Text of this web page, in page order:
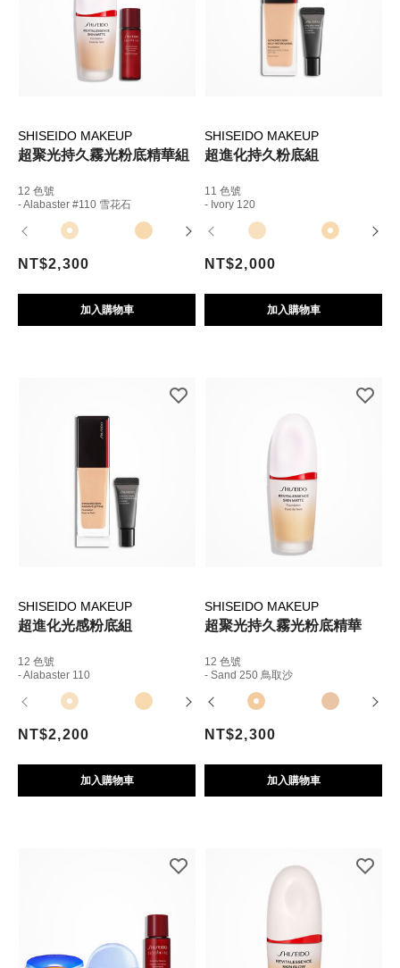
SHISEIDO MAKEUP
超聚光持久霧光粉底精華組
12 色號
- Alabaster #110 雪花石
NT$2,300
加入購物車
SHISEIDO MAKEUP
超進化持久粉底組
11 色號
- Ivory 120
NT$2,000
加入購物車
SHISEIDO MAKEUP
超進化光感粉底組
12 色號
- Alabaster 110
NT$2,200
加入購物車
SHISEIDO MAKEUP
超聚光持久霧光粉底精華
12 色號
- Sand 250 鳥取沙
NT$2,300
加入購物車